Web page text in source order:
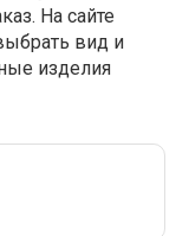
На сайте
вид и
изделия